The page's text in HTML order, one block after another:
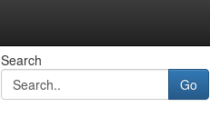
Search
Go